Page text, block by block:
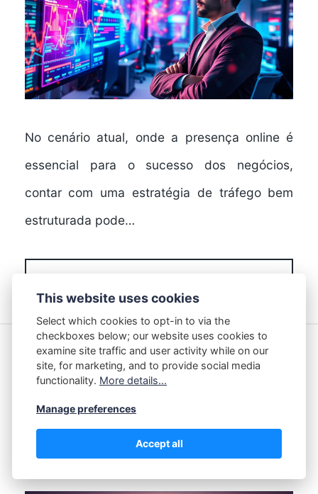
No cenário atual, onde a presença online é
essencial para o sucesso dos negócios,
contar com uma estratégia de tráfego bem
estruturada pode…
03/08/2026
desempenho online e
atrair mais visitantes
This website uses cookies
Select which cookies to opt-in to via the
checkboxes below; our website uses cookies to
examine site traffic and user activity while on our
site, for marketing, and to provide social media
functionality. More details...
Manage preferences
Accept all